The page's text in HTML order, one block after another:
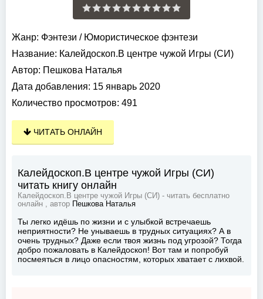
Жанр: Фэнтези / Юмористическое фэнтези
Название: Калейдоскоп.В центре чужой Игры (СИ)
Автор: Пешкова Наталья
Дата добавления: 15 январь 2020
Количество просмотров: 491
ЧИТАТЬ ОНЛАЙН
Калейдоскоп.В центре чужой Игры (СИ)
читать книгу онлайн
Калейдоскоп.В центре чужой Игры (СИ) - читать бесплатно
онлайн , автор
Пешкова Наталья
Ты легко идёшь по жизни и с улыбкой встречаешь
неприятности? Не унываешь в трудных ситуациях? А в
очень трудных? Даже если твоя жизнь под угрозой? Тогда
добро пожаловать в Калейдоскоп! Вот там и попробуй
посмеяться в лицо опасностям, которых хватает с лихвой.